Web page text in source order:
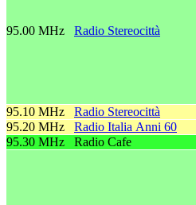
95.00 MHz Radio Stereocittà
95.10 MHz
Radio Stereocittà
95.20 MHz
Radio Italia Anni 60
95.30 MHz
Radio Cafe